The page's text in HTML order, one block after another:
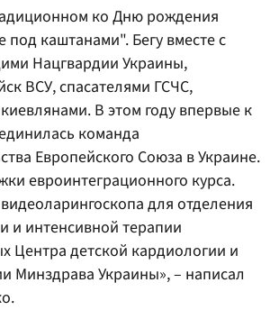
ко Дню рождения
под каштанами". Бегу вместе с
Нацгвардии Украины,
ВСУ, спасателями ГСЧС,
В этом году впервые к
команда
Европейского Союза в Украине.
евроинтеграционного курса.
для отделения
и интенсивной терапии
Центра детской кардиологии и
Минздрава Украины», – написал